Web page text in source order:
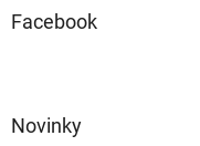
Facebook
Novinky